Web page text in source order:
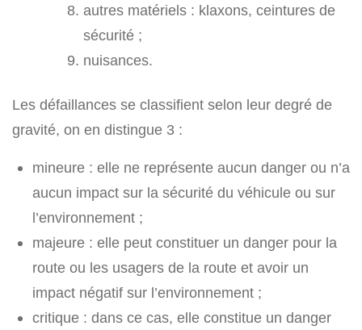
autres matériels : klaxons, ceintures de
sécurité ;
nuisances.
Les défaillances se classifient selon leur degré de
gravité, on en distingue 3 :
mineure : elle ne représente aucun danger ou n’a
aucun impact sur la sécurité du véhicule ou sur
l’environnement ;
majeure : elle peut constituer un danger pour la
route ou les usagers de la route et avoir un
impact négatif sur l’environnement ;
critique : dans ce cas, elle constitue un danger